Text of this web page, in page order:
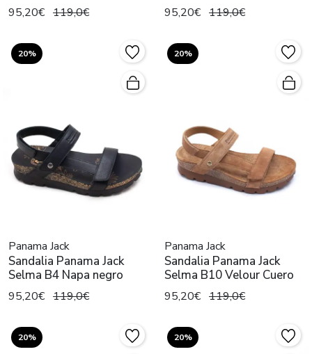
95,20€ 119,0€ 95,20€ 119,0€
20%
Panama Jack
Sandalia Panama Jack
Selma B4 Napa negro
95,20€ 119,0€
20%
Panama Jack
Sandalia Panama Jack
Selma B10 Velour Cuero
95,20€ 119,0€
20% 20%